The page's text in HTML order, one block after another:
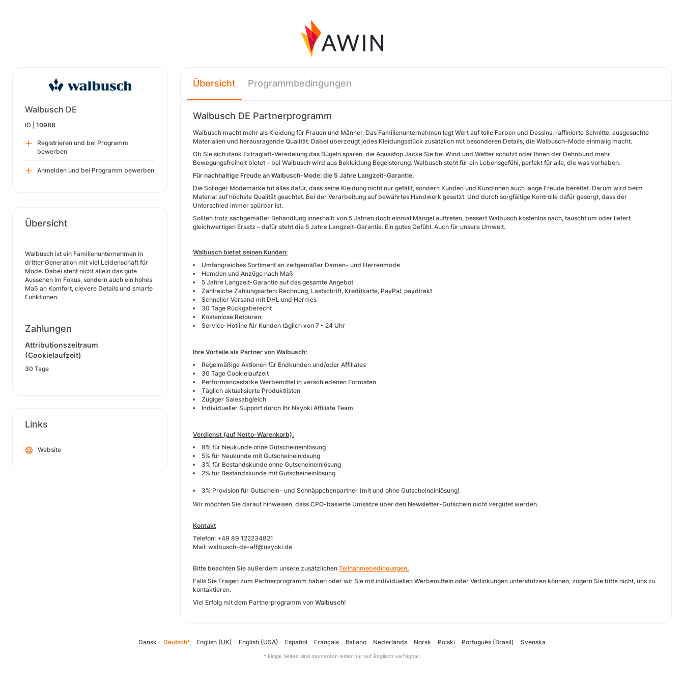
Walbusch DE
ID | 10988
Registrieren und bei Programm
bewerben
Anmelden und bei Programm bewerben
Übersicht
Walbusch ist ein Familienunternehmen in
dritter Generation mit viel Leidenschaft für
Mode. Dabei steht nicht allein das gute
Aussehen im Fokus, sondern auch ein hohes
Maß an Komfort, clevere Details und smarte
Funktionen.
Zahlungen
Attributionszeitraum
(Cookielaufzeit)
30 Tage
Links
Website
Übersicht Programmbedingungen
Walbusch DE Partnerprogramm
Walbusch macht mehr als Kleidung für Frauen und Männer. Das Familienunternehmen legt Wert auf tolle Farben und Dessins, raffinierte Schnitte, ausgesuchte
Materialien und herausragende Qualität. Dabei überzeugt jedes Kleidungsstück zusätzlich mit besonderen Details, die Walbusch-Mode einmalig macht.
Ob Sie sich dank Extraglatt-Veredelung das Bügeln sparen, die Aquastop Jacke Sie bei Wind und Wetter schützt oder Ihnen der Dehnbund mehr
Bewegungsfreiheit bietet – bei Walbusch wird aus Bekleidung Begeisterung. Walbusch steht für ein Lebensgefühl, perfekt für alle, die was vorhaben.
Für nachhaltige Freude an Walbusch-Mode: die 5 Jahre Langzeit-Garantie.
Die Solinger Modemarke tut alles dafür, dass seine Kleidung nicht nur gefällt, sondern Kunden und Kundinnen auch lange Freude bereitet. Darum wird beim
Material auf höchste Qualität geachtet. Bei der Verarbeitung auf bewährtes Handwerk gesetzt. Und durch sorgfältige Kontrolle dafür gesorgt, dass der
Unterschied immer spürbar ist.
Sollten trotz sachgemäßer Behandlung innerhalb von 5 Jahren doch einmal Mängel auftreten, bessert Walbusch kostenlos nach, tauscht um oder liefert
gleichwertigen Ersatz – dafür steht die 5 Jahre Langzeit-Garantie. Ein gutes Gefühl. Auch für unsere Umwelt.
Walbusch bietet seinen Kunden:
Umfangreiches Sortiment an zeitgemäßer Damen- und Herrenmode
Hemden und Anzüge nach Maß
5 Jahre Langzeit-Garantie auf das gesamte Angebot
Zahlreiche Zahlungsarten: Rechnung, Lastschrift, Kreditkarte, PayPal, paydirekt
Schneller Versand mit DHL und Hermes
30 Tage Rückgaberecht
Kostenlose Retouren
Service-Hotline für Kunden täglich von 7 - 24 Uhr
Ihre Vorteile als Partner von Walbusch:
Regelmäßige Aktionen für Endkunden und/oder Affiliates
30 Tage Cookielaufzeit
Performancestarke Werbemittel in verschiedenen Formaten
Täglich aktualisierte Produktlisten
Zügiger Salesabgleich
Individueller Support durch Ihr Nayoki Affiliate Team
Verdienst (auf Netto-Warenkorb):
8% für Neukunde ohne Gutscheineinlösung
5% für Neukunde mit Gutscheineinlösung
3% für Bestandskunde ohne Gutscheineinlösung
2% für Bestandskunde mit Gutscheineinlösung
3% Provision für Gutschein- und Schnäppchenpartner (mit und ohne Gutscheineinlösung)
Wir möchten Sie darauf hinweisen, dass CPO-basierte Umsätze über den Newsletter-Gutschein nicht vergütet werden.
Kontakt
Telefon: +49 89 122234821
Mail: walbusch-de-aff@nayoki.de
Bitte beachten Sie außerdem unsere zusätzlichen Teilnahmebedingungen.
Falls Sie Fragen zum Partnerprogramm haben oder wir Sie mit individuellen Werbemitteln oder Verlinkungen unterstützen können, zögern Sie bitte nicht, uns zu
kontaktieren.
Viel Erfolg mit dem Partnerprogramm von Walbusch!
Dansk Deutsch* English (UK) English (USA) Español Français Italiano Nederlands Norsk Polski Português (Brasil) Svenska
* Einige Seiten sind momentan leider nur auf Englisch verfügbar.